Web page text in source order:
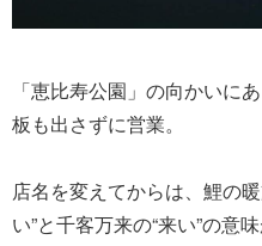
「恵比寿公園」の向かいに
板も出さずに営業。
店名を変えてからは、鯉の
い”と千客万来の“来い”の意味